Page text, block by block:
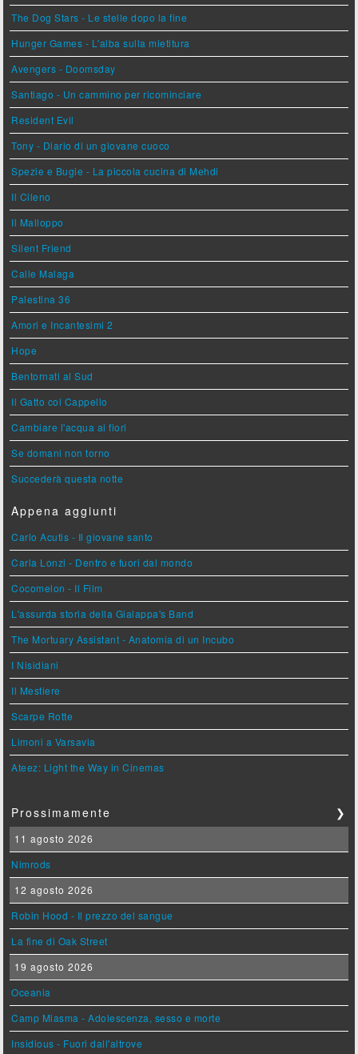
The Dog Stars - Le stelle dopo la fine
Hunger Games - L'alba sulla mietitura
Avengers - Doomsday
Santiago - Un cammino per ricominciare
Resident Evil
Tony - Diario di un giovane cuoco
Spezie e Bugie - La piccola cucina di Mehdi
Il Cileno
Il Malloppo
Silent Friend
Calle Malaga
Palestina 36
Amori e Incantesimi 2
Hope
Bentornati al Sud
Il Gatto col Cappello
Cambiare l'acqua ai fiori
Se domani non torno
Succederà questa notte
Appena aggiunti
Carlo Acutis - Il giovane santo
Carla Lonzi - Dentro e fuori dal mondo
Cocomelon - Il Film
L'assurda storia della Gialappa's Band
The Mortuary Assistant - Anatomia di un Incubo
I Nisidiani
Il Mestiere
Scarpe Rotte
Limoni a Varsavia
Ateez: Light the Way in Cinemas
Prossimamente ❯
11 agosto 2026
Nimrods
12 agosto 2026
Robin Hood - Il prezzo del sangue
La fine di Oak Street
19 agosto 2026
Oceania
Camp Miasma - Adolescenza, sesso e morte
Insidious - Fuori dall'altrove